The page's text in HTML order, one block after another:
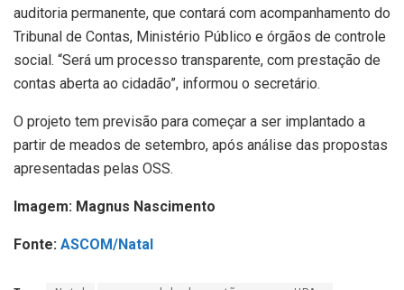
auditoria permanente, que contará com acompanhamento do
Tribunal de Contas, Ministério Público e órgãos de controle
social. “Será um processo transparente, com prestação de
contas aberta ao cidadão”, informou o secretário.
O projeto tem previsão para começar a ser implantado a
partir de meados de setembro, após análise das propostas
apresentadas pelas OSS.
Imagem: Magnus Nascimento
Fonte: ASCOM/Natal